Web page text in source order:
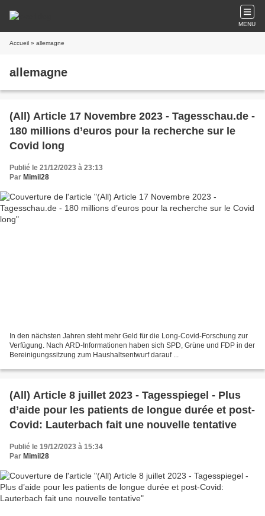
MENU
Accueil » allemagne
allemagne
(All) Article 17 Novembre 2023 - Tagesschau.de -
180 millions d’euros pour la recherche sur le
Covid long
Publié le 21/12/2023 à 23:13
Par Mimil28
In den nächsten Jahren steht mehr Geld für die Long-Covid-Forschung zur
Verfügung. Nach ARD-Informationen haben sich SPD, Grüne und FDP in der
Bereinigungssitzung zum Haushaltsentwurf darauf ...
(All) Article 8 juillet 2023 - Tagesspiegel - Plus
d’aide pour les patients de longue durée et post-
Covid: Lauterbach fait une nouvelle tentative
Publié le 19/12/2023 à 15:34
Par Mimil28